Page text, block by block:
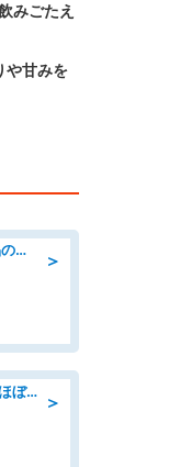
みごたえ
甘みを
＞
未経験/トヨタ自動車 田原工場で部品の運搬作業/tutumi
＞
事務/PC・データ入力/営業事務 残業ほぼなし 建設機械レンタル会社で未経験から一般事務